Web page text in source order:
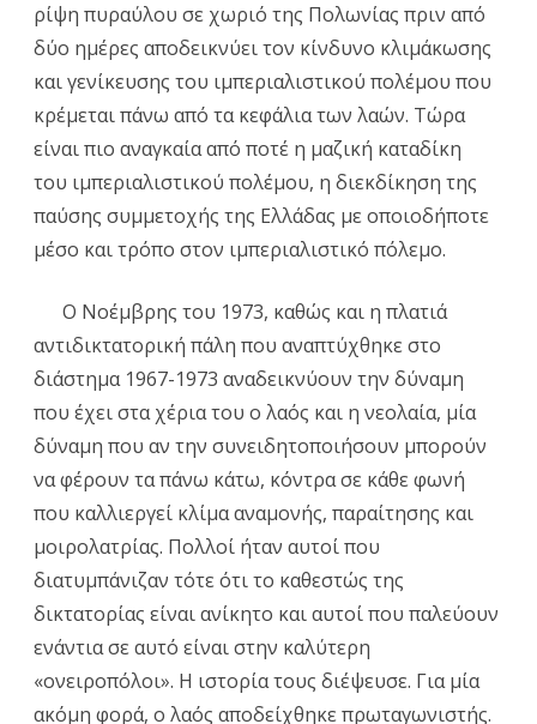
ρίψη πυραύλου σε χωριό της Πολωνίας πριν από
δύο ημέρες αποδεικνύει τον κίνδυνο κλιμάκωσης
και γενίκευσης του ιμπεριαλιστικού πολέμου που
κρέμεται πάνω από τα κεφάλια των λαών. Τώρα
είναι πιο αναγκαία από ποτέ η μαζική καταδίκη
του ιμπεριαλιστικού πολέμου, η διεκδίκηση της
παύσης συμμετοχής της Ελλάδας με οποιοδήποτε
μέσο και τρόπο στον ιμπεριαλιστικό πόλεμο.
Ο Νοέμβρης του 1973, καθώς και η πλατιά
αντιδικτατορική πάλη που αναπτύχθηκε στο
διάστημα 1967-1973 αναδεικνύουν την δύναμη
που έχει στα χέρια του ο λαός και η νεολαία, μία
δύναμη που αν την συνειδητοποιήσουν μπορούν
να φέρουν τα πάνω κάτω, κόντρα σε κάθε φωνή
που καλλιεργεί κλίμα αναμονής, παραίτησης και
μοιρολατρίας. Πολλοί ήταν αυτοί που
διατυμπάνιζαν τότε ότι το καθεστώς της
δικτατορίας είναι ανίκητο και αυτοί που παλεύουν
ενάντια σε αυτό είναι στην καλύτερη
«ονειροπόλοι». Η ιστορία τους διέψευσε. Για μία
ακόμη φορά, ο λαός αποδείχθηκε πρωταγωνιστής.